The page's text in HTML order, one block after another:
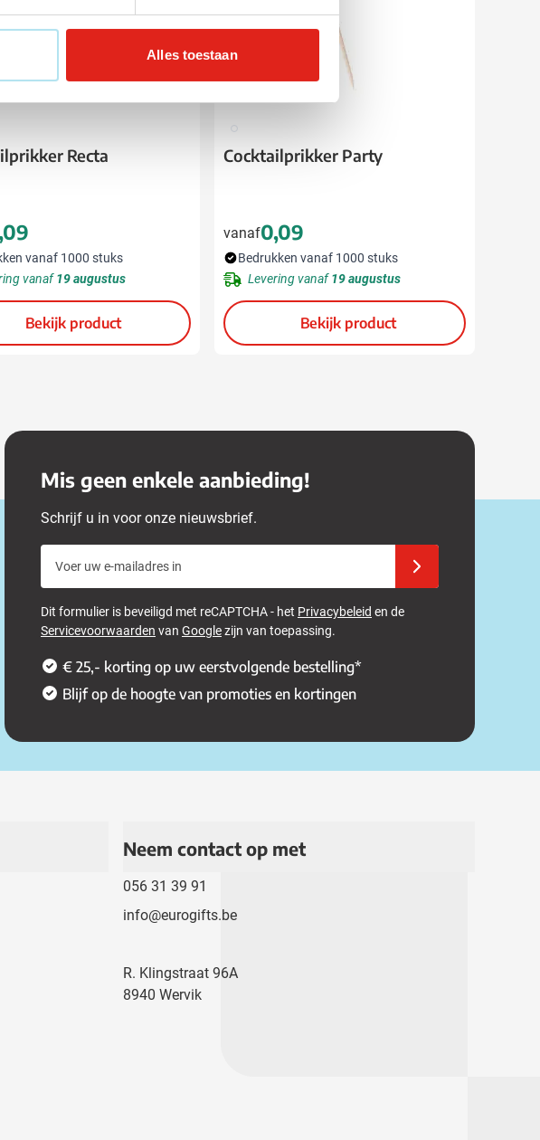
Alles toestaan
Recta
vanaf 1000 stuks
vanaf19 augustus
Bekijk product
009
Cocktailprikker Party
vanaf0,09
Bedrukken vanaf 1000 stuks
Levering vanaf19 augustus
Bekijk product
Mis geen enkele aanbieding!
Schrijf u in voor onze nieuwsbrief.
Dit formulier is beveiligd met reCAPTCHA - het Privacybeleid en de
Servicevoorwaarden van Googlezijn van toepassing.
€ 25,- korting op uw eerstvolgende bestelling*
Blijf op de hoogte van promoties en kortingen
Neem contact op met
056 31 39 91
info@eurogifts.be
R. Klingstraat 96A
8940 Wervik